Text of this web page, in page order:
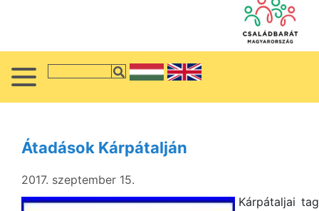
Átadások Kárpátalján
2017. szeptember 15.
Kárpátaljai